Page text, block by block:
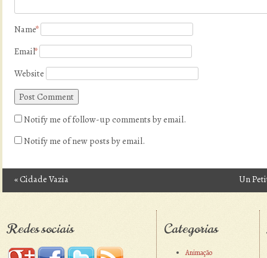
Name*
Email*
Website
Notify me of follow-up comments by email.
Notify me of new posts by email.
Post navigation
«Cidade Vazia Un
Redes sociais Categorias
Animação